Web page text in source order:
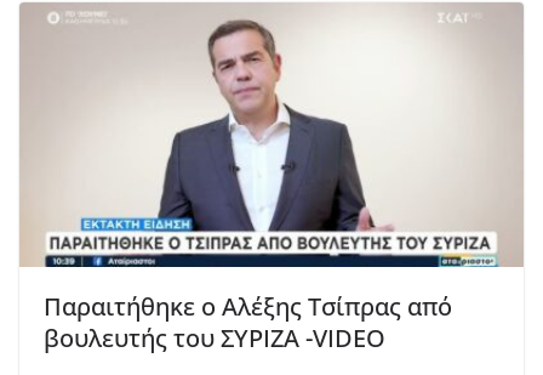
Παραιτήθηκε ο Αλέξης Τσίπρας από
βουλευτής του ΣΥΡΙΖΑ -VIDEO